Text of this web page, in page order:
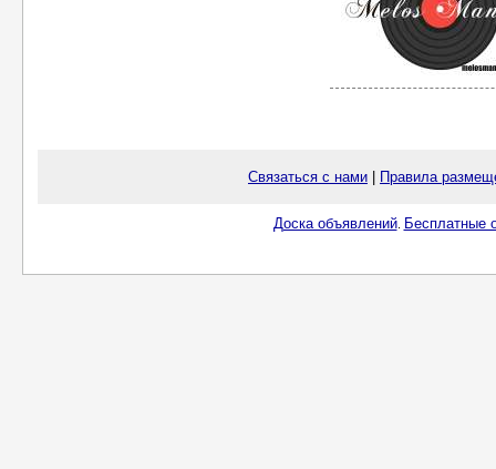
Связаться с нами Правила
Доска объявлений. Бесплатные